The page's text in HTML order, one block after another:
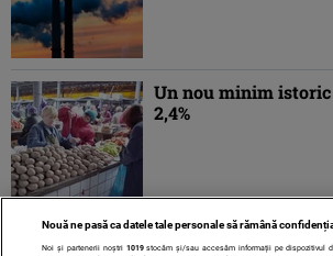
Un nou minim
2,4%
1 2 »
Nouă ne pasă ca datele tale personale să rămână
Noi și partenerii noștri 1019stocăm și/sau accesăm informații pe dispozitivul